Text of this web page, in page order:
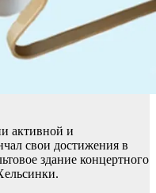
активной и
свои достижения в
здание концертного